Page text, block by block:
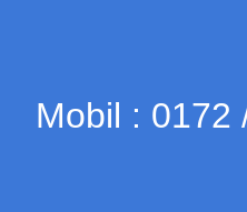
Mobil : 0172